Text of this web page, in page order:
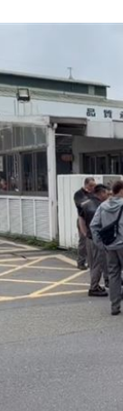
權值股」千
癢猛摳竟成「
20:31
播 15:27
上直播 18:00
海追星吃美食